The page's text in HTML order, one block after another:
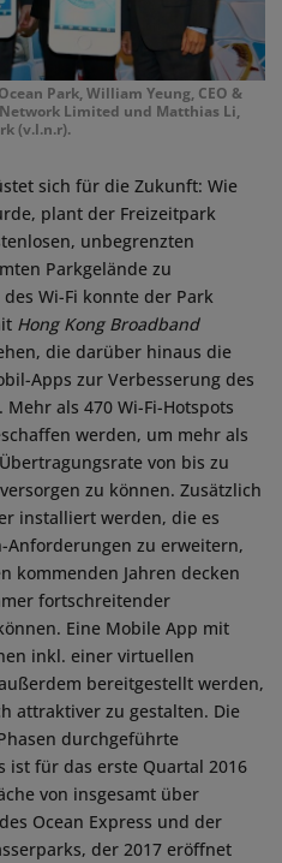
Park, William Yeung, CEO &
Limited und Matthias Li,
(v.l.n.r).
sich für die Zukunft: Wie
plant der Freizeitpark
unbegrenzten
Parkgelände zu
Wi-Fi konnte der Park
Hong Kong Broadband
die darüber hinaus die
Apps zur Verbesserung des
als 470 Wi-Fi-Hotspots
werden, um mehr als
von bis zu
zu können. Zusätzlich
installiert werden, die es
zu erweitern,
kommenden Jahren decken
fortschreitender
Eine Mobile App mit
inkl. einer virtuellen
bereitgestellt werden,
attraktiver zu gestalten. Die
durchgeführte
ist für das erste Quartal 2016
von insgesamt über
Ocean Express und der
der 2017 eröffnet